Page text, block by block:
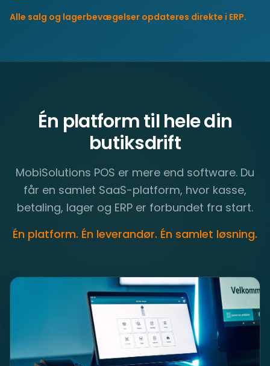
Alle salg og lagerbevægelser opdateres direkte i ERP.
Én platform til hele din
butiksdrift
MobiSolutions POS er mere end software. Du
får en samlet SaaS-platform, hvor kasse,
betaling, lager og ERP er forbundet fra start.
Én platform. Én leverandør. Én samlet løsning.